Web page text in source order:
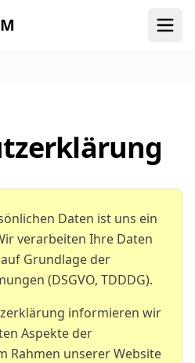
Daten ist uns ein
verarbeiten Ihre Daten
Grundlage der
(DSGVO, TDDDG).
informieren wir
Aspekte der
Rahmen unserer Website